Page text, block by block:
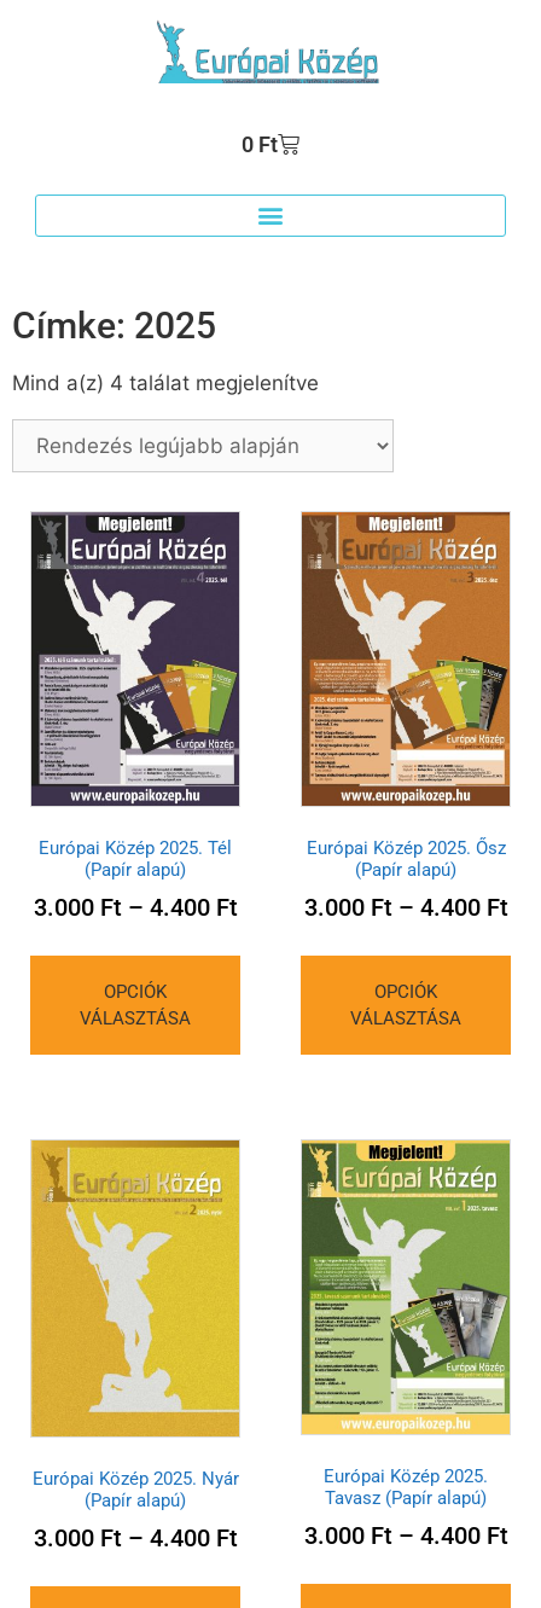
0 Ft
Címke: 2025
Mind a(z) 4 találat megjelenítve
Európai Közép 2025. Tél
(Papír alapú)
3.000 Ft – 4.400 Ft
OPCIÓK
VÁLASZTÁSA
Európai Közép 2025. Ősz
(Papír alapú)
3.000 Ft – 4.400 Ft
OPCIÓK
VÁLASZTÁSA
Európai Közép 2025. Nyár
(Papír alapú)
3.000 Ft – 4.400 Ft
Európai Közép 2025.
Tavasz (Papír alapú)
3.000 Ft – 4.400 Ft